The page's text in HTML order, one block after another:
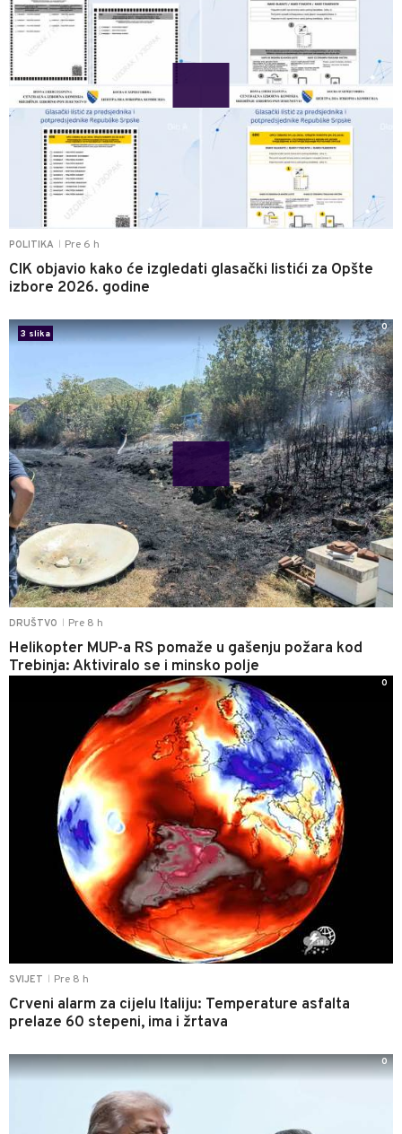
POLITIKA Pre 6 h
CIK objavio kako će izgledati glasački listići za Opšte
izbore 2026. godine
DRUŠTVO Pre 8 h
Helikopter MUP-a RS pomaže u gašenju požara kod
Trebinja: Aktiviralo se i minsko polje
3 slika
0
SVIJET Pre 8 h
Crveni alarm za cijelu Italiju: Temperature asfalta
prelaze 60 stepeni, ima i žrtava
0
0